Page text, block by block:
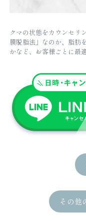
クマの状態をカウンセリ
膜脱脂法」なのか、脂肪
かなど、お客様ごとに最
その他